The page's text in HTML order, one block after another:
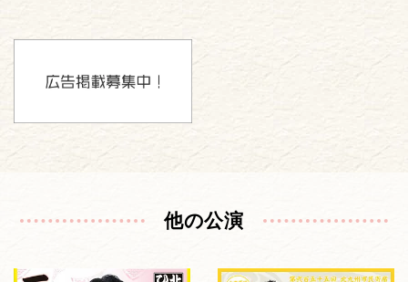
他の公演